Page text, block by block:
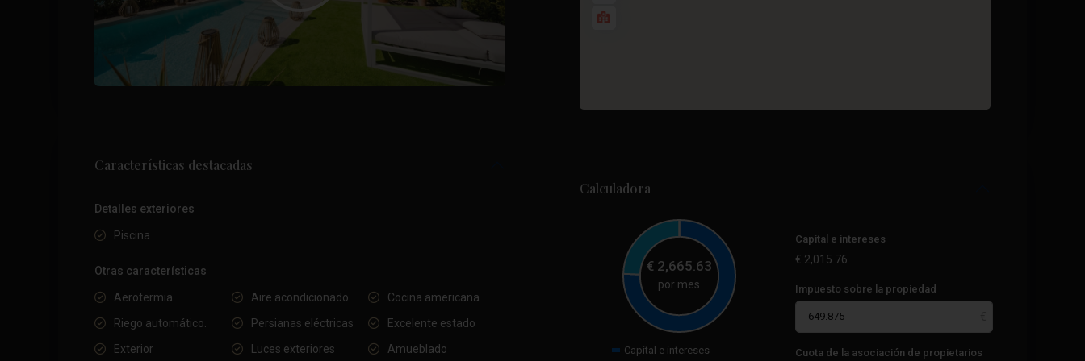
Características destacadas
Detalles exteriores
Piscina
Otras características
Aerotermia Aire acondicionado
Cocina americana
Riego automático.
Persianas eléctricas
Excelente estado
Exterior
Luces exteriores Amueblado
Calculadora
€ 2,665.63
por mes
Capital e intereses
Capital e intereses
€ 2,015.76
Impuesto sobre la propiedad
Cuota de la asociación de propietarios